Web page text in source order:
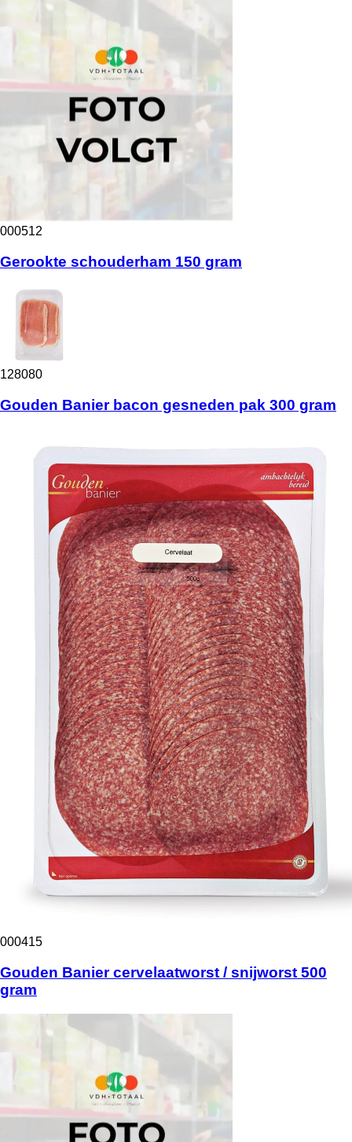
000512
Gerookte schouderham 150 gram
128080
Gouden Banier bacon gesneden pak 300 gram
000415
Gouden Banier cervelaatworst / snijworst 500
gram